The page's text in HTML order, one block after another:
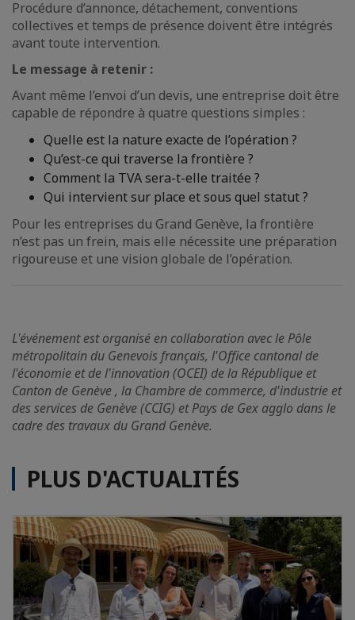
Procédure d’annonce, détachement, conventions
collectives et temps de présence doivent être intégrés
avant toute intervention.
Le message à retenir :
Avant même l’envoi d’un devis, une entreprise doit être
capable de répondre à quatre questions simples :
Quelle est la nature exacte de l’opération ?
Qu’est-ce qui traverse la frontière ?
Comment la TVA sera-t-elle traitée ?
Qui intervient sur place et sous quel statut ?
Pour les entreprises du Grand Genève, la frontière
n’est pas un frein, mais elle nécessite une préparation
rigoureuse et une vision globale de l’opération.
L'événement est organisé en collaboration avec le Pôle
métropolitain du Genevois français, l'Office cantonal de
l'économie et de l'innovation (OCEI) de la République et
Canton de Genève , la Chambre de commerce, d'industrie et
des services de Genève (CCIG) et Pays de Gex agglo dans le
cadre des travaux du Grand Genève.
PLUS D'ACTUALITÉS